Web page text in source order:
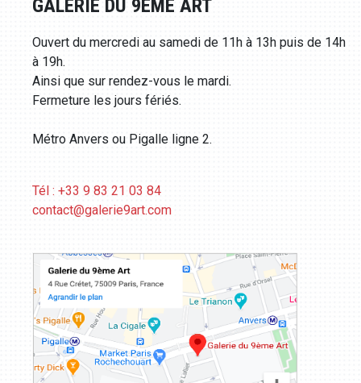
GALERIE DU 9ÈME ART
Ouvert du mercredi au samedi de 11h à 13h puis de 14h
à 19h.
Ainsi que sur rendez-vous le mardi.
Fermeture les jours fériés.
Métro Anvers ou Pigalle ligne 2.
Tél : +33 9 83 21 03 84
contact@galerie9art.com